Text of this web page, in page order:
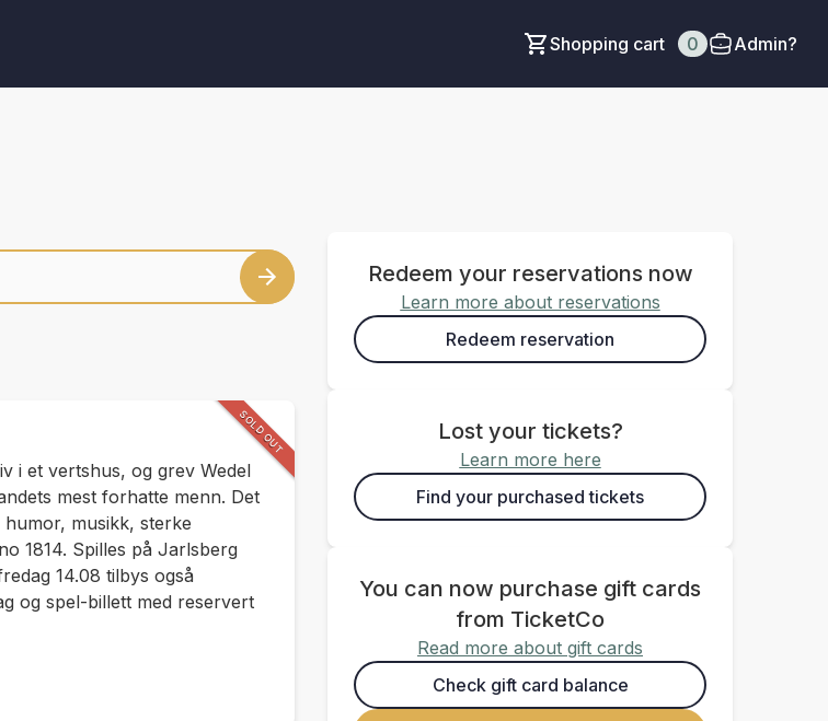
Shopping cart 0 Admin?
i et vertshus, og grev Wedel
mest forhatte menn. Det
musikk, sterke
1814. Spilles på Jarlsberg
14.08 tilbys også
og spel-billett med reservert
SOLD OUT
Redeem your reservations now
Learn more about reservations
Redeem reservation
Lost your tickets?
Learn more here
Find your purchased tickets
You can now purchase gift cards
from TicketCo
Read more about gift cards
Check gift card balance